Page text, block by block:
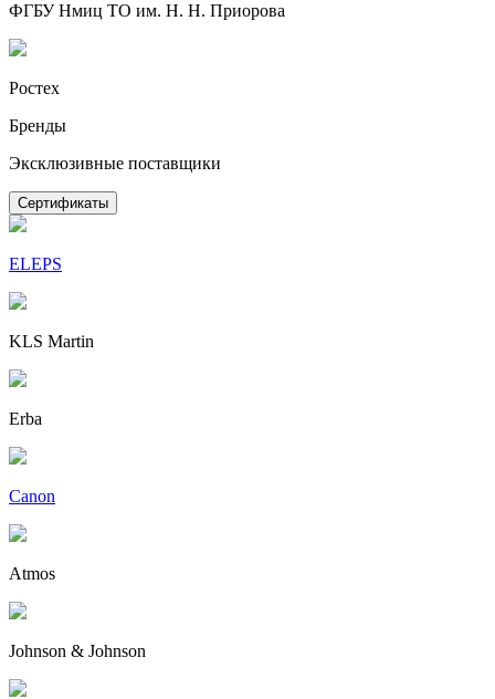
ФГБУ Нмиц ТО им. Н. Н. Приорова
Ростех
Бренды
Эксклюзивные поставщики
Сертификаты
ELEPS
KLS Martin
Erba
Canon
Atmos
Johnson & Johnson